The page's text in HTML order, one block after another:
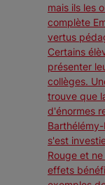
mais ils les
complète
vertus
Certains
présenter
collèges.
trouve que
d'énormes
s'est
Rouge et
effets